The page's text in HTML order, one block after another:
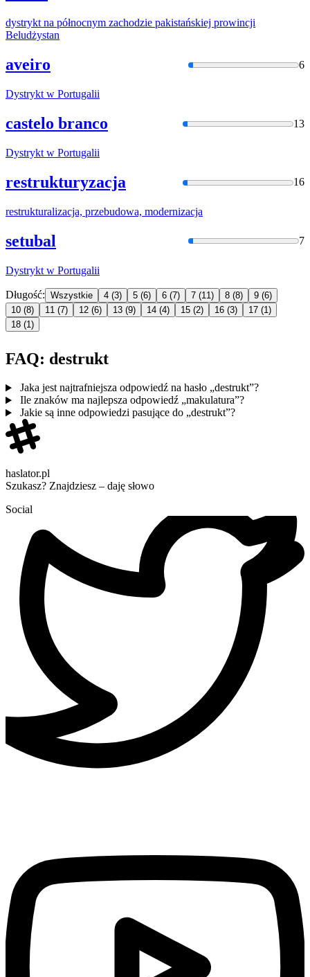
dystrykt na północnym zachodzie pakistańskiej prowincji
Beludżystan
aveiro 6
Dystrykt w Portugalii
castelo branco 13
Dystrykt w Portugalii
restrukturyzacja 16
restrukturalizacja, przebudowa, modernizacja
setubal 7
Dystrykt w Portugalii
Długość: Wszystkie 4 (3) 5 (6) 6 (7) 7 (11) 8 (8) 9 (6)
10 (8) 11 (7) 12 (6) 13 (9) 14 (4) 15 (2) 16 (3) 17 (1)
18 (1)
FAQ: destrukt
Jaka jest najtrafniejsza odpowiedź na hasło „destrukt”?
Ile znaków ma najlepsza odpowiedź „makulatura”?
Jakie są inne odpowiedzi pasujące do „destrukt”?
haslator.pl
Szukasz? Znajdziesz – daję słowo
Social